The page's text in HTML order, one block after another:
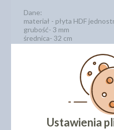
Dane:
materiał - płyta HDF
grubość- 3 mm
średnica- 32 cm
Ustawienia